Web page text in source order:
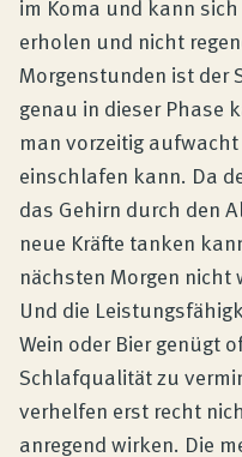
im Koma und kann
erholen und nicht
Morgenstunden ist der
genau in dieser Phase
man vorzeitig
einschlafen kann. Da
das Gehirn durch den
neue Kräfte tanken
nächsten Morgen nicht
Und die
Wein oder Bier genügt
Schlafqualität zu
verhelfen erst recht
anregend wirken. Die